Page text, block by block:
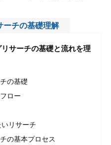
ーチの基礎理解
サーチの基礎と流れを理
の基礎
ロー
いリサーチ
の基本プロセス